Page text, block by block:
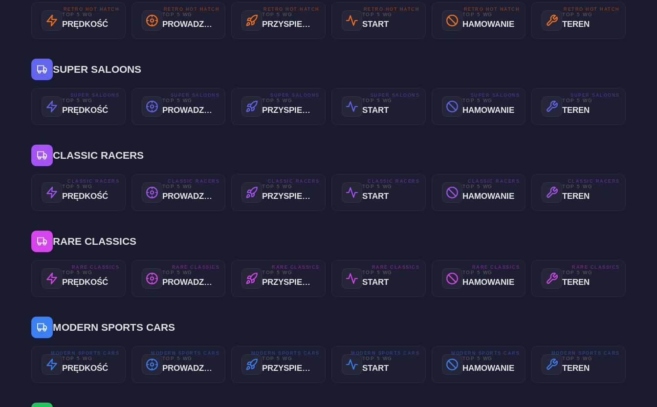
TOP 5 WG
PRĘDKOŚĆ
RETRO HOT HATCH
TOP 5 WG
PROWADZENIE
RETRO HOT HATCH
TOP 5 WG
PRZYSPIESZENIE
RETRO HOT HATCH
TOP 5 WG
START
RETRO HOT HATCH
TOP 5 WG
HAMOWANIE
RETRO HOT HATCH
TOP 5 WG
TEREN
RETRO HOT HATCH
SUPER SALOONS
TOP 5 WG
PRĘDKOŚĆ
SUPER SALOONS
TOP 5 WG
PROWADZENIE
SUPER SALOONS
TOP 5 WG
PRZYSPIESZENIE
SUPER SALOONS
TOP 5 WG
START
SUPER SALOONS
TOP 5 WG
HAMOWANIE
SUPER SALOONS
TOP 5 WG
TEREN
SUPER SALOONS
CLASSIC RACERS
TOP 5 WG
PRĘDKOŚĆ
CLASSIC RACERS
TOP 5 WG
PROWADZENIE
CLASSIC RACERS
TOP 5 WG
PRZYSPIESZENIE
CLASSIC RACERS
TOP 5 WG
START
CLASSIC RACERS
TOP 5 WG
HAMOWANIE
CLASSIC RACERS
TOP 5 WG
TEREN
CLASSIC RACERS
RARE CLASSICS
TOP 5 WG
PRĘDKOŚĆ
RARE CLASSICS
TOP 5 WG
PROWADZENIE
RARE CLASSICS
TOP 5 WG
PRZYSPIESZENIE
RARE CLASSICS
TOP 5 WG
START
RARE CLASSICS
TOP 5 WG
HAMOWANIE
RARE CLASSICS
TOP 5 WG
TEREN
RARE CLASSICS
MODERN SPORTS CARS
TOP 5 WG
PRĘDKOŚĆ
MODERN SPORTS CARS
TOP 5 WG
PROWADZENIE
MODERN SPORTS CARS
TOP 5 WG
PRZYSPIESZENIE
MODERN SPORTS CARS
TOP 5 WG
START
MODERN SPORTS CARS
TOP 5 WG
HAMOWANIE
MODERN SPORTS CARS
TOP 5 WG
TEREN
MODERN SPORTS CARS